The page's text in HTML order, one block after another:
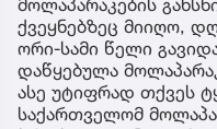
მოლაპარაკების
ქვეყნებზეც მიიღო,
ორი-სამი წელი
დაწყებულა
ასე უტიფრად თქვეს
საქართველომ